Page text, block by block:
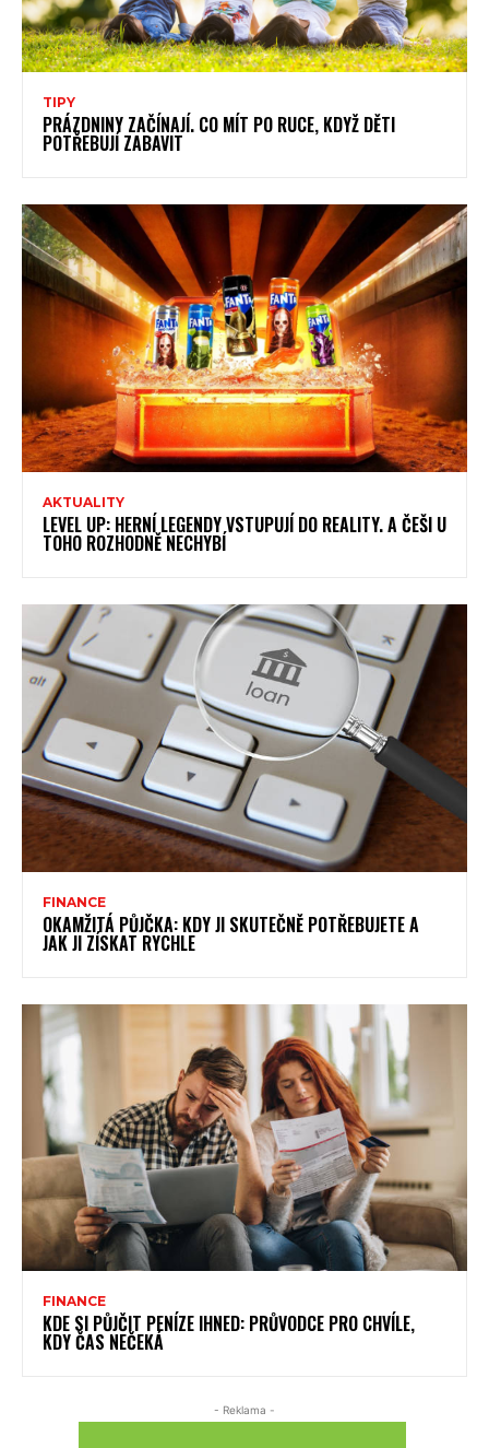
TIPY
PRÁZDNINY ZAČÍNAJÍ. CO MÍT PO RUCE, KDYŽ DĚTI
POTŘEBUJÍ ZABAVIT
AKTUALITY
LEVEL UP: HERNÍ LEGENDY VSTUPUJÍ DO REALITY. A ČEŠI U
TOHO ROZHODNĚ NECHYBÍ
FINANCE
OKAMŽITÁ PŮJČKA: KDY JI SKUTEČNĚ POTŘEBUJETE A
JAK JI ZÍSKAT RYCHLE
FINANCE
KDE SI PŮJČIT PENÍZE IHNED: PRŮVODCE PRO CHVÍLE,
KDY ČAS NEČEKÁ
- Reklama -